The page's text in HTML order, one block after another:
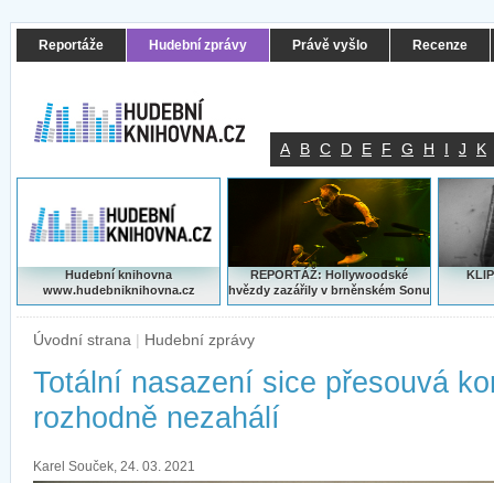
Reportáže Hudební zprávy Právě vyšlo Recenze
A B C D E F G H I J K
Hudební knihovna
www.hudebniknihovna.cz
REPORTÁŽ: Hollywoodské
hvězdy zazářily v brněnském Sonu
Úvodní strana | Hudební zprávy
Totální nasazení sice přesouvá
rozhodně nezahálí
Karel Souček, 24. 03. 2021